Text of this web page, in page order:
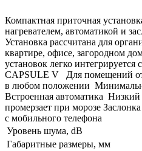
Компактная приточная
нагревателем, автоматикой и
Установка рассчитана для
квартире, офисе, загородном
установок легко
CAPSULE V Для помещений
в любом положении
Встроенная автоматика
промерзает при морозе
с мобильного телефона
Уровень шума, dB
Габаритные размеры, мм